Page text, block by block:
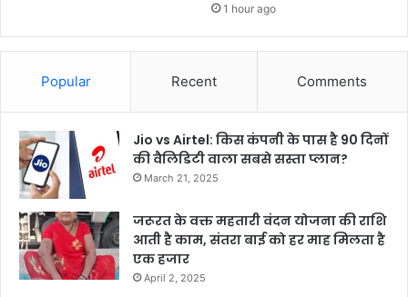
1 hour ago
Popular Recent Comments
Jio vs Airtel: किस कंपनी के पास है 90 दिनों
की वैलिडिटी वाला सबसे सस्ता प्लान?
March 21, 2025
जरूरत के वक्त महतारी वंदन योजना की राशि
आती है काम, संतरा बाई को हर माह मिलता है
एक हजार
April 2, 2025